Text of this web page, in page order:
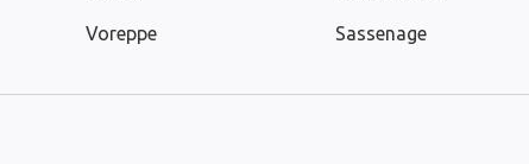
Voreppe Sassenage